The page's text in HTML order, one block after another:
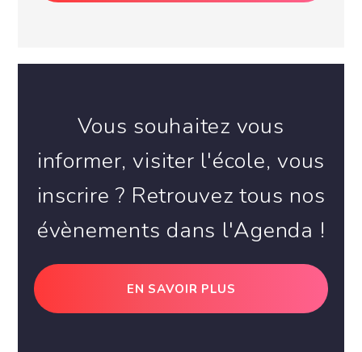
Vous souhaitez vous
informer, visiter l'école, vous
inscrire ? Retrouvez tous nos
évènements dans l'Agenda !
EN SAVOIR PLUS